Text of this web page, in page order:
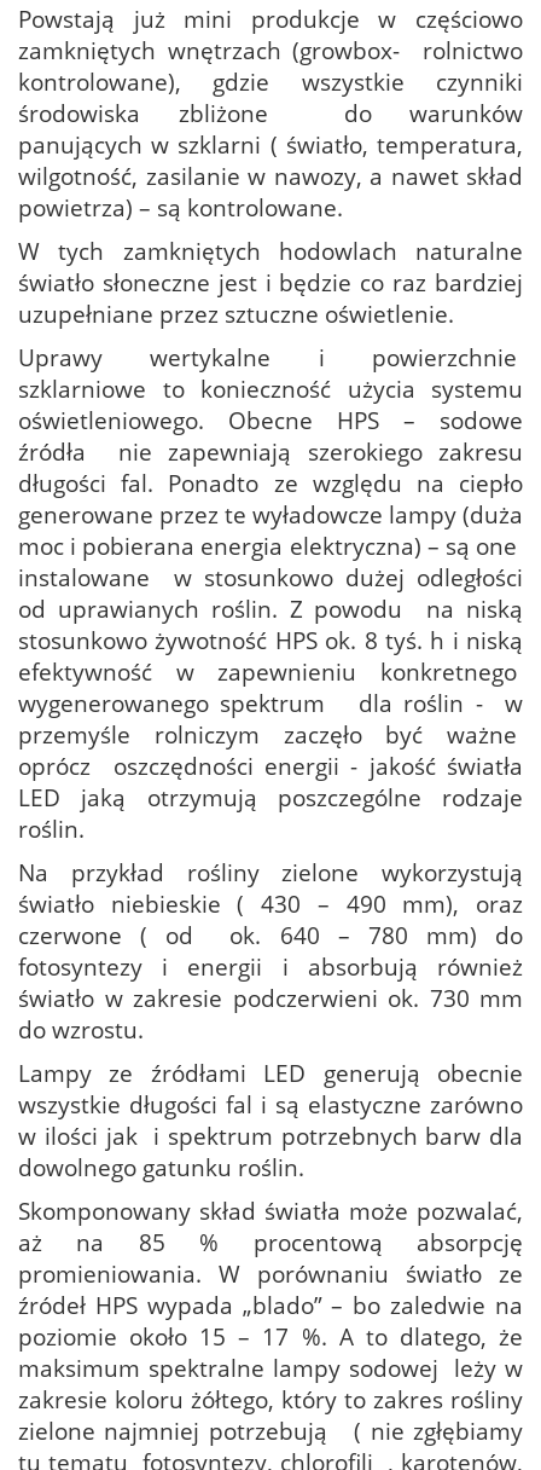
Powstają już mini produkcje w częściowo
zamkniętych wnętrzach (growbox- rolnictwo
kontrolowane), gdzie wszystkie czynniki
środowiska zbliżone do warunków
panujących w szklarni ( światło, temperatura,
wilgotność, zasilanie w nawozy, a nawet skład
powietrza) – są kontrolowane.
W tych zamkniętych hodowlach naturalne
światło słoneczne jest i będzie co raz bardziej
uzupełniane przez sztuczne oświetlenie.
Uprawy wertykalne i powierzchnie
szklarniowe to konieczność użycia systemu
oświetleniowego. Obecne HPS – sodowe
źródła nie zapewniają szerokiego zakresu
długości fal. Ponadto ze względu na ciepło
generowane przez te wyładowcze lampy (duża
moc i pobierana energia elektryczna) – są one
instalowane w stosunkowo dużej odległości
od uprawianych roślin. Z powodu na niską
stosunkowo żywotność HPS ok. 8 tyś. h i niską
efektywność w zapewnieniu konkretnego
wygenerowanego spektrum dla roślin - w
przemyśle rolniczym zaczęło być ważne
oprócz oszczędności energii - jakość światła
LED jaką otrzymują poszczególne rodzaje
roślin.
Na przykład rośliny zielone wykorzystują
światło niebieskie ( 430 – 490 mm), oraz
czerwone ( od ok. 640 – 780 mm) do
fotosyntezy i energii i absorbują również
światło w zakresie podczerwieni ok. 730 mm
do wzrostu.
Lampy ze źródłami LED generują obecnie
wszystkie długości fal i są elastyczne zarówno
w ilości jak i spektrum potrzebnych barw dla
dowolnego gatunku roślin.
Skomponowany skład światła może pozwalać,
aż na 85 % procentową absorpcję
promieniowania. W porównaniu światło ze
źródeł HPS wypada „blado” – bo zaledwie na
poziomie około 15 – 17 %. A to dlatego, że
maksimum spektralne lampy sodowej leży w
zakresie koloru żółtego, który to zakres rośliny
zielone najmniej potrzebują ( nie zgłębiamy
tu tematu fotosyntezy, chlorofili , karotenów,